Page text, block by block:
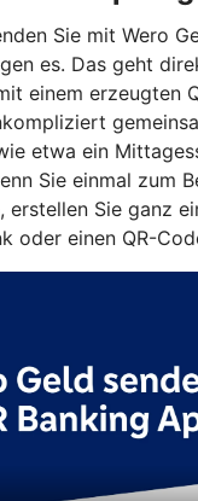
Sie mit Wero
es. Das geht
einem erzeugten
etwa ein
Sie einmal zum
erstellen Sie ganz
oder einen QR-